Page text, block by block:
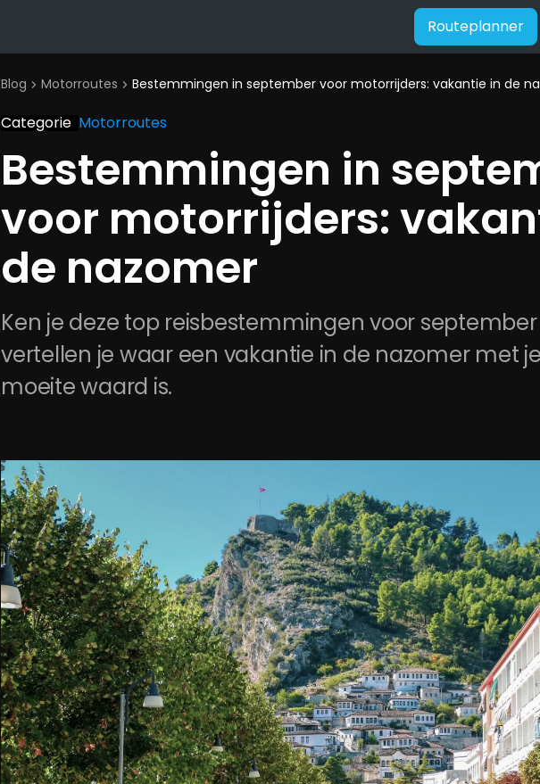
Routeplanner
Blog chevron_right Motorroutes chevron_right Bestemmingen in september voor motorrijders: vakantie in de
Categorie Motorroutes
Bestemmingen in
voor motorrijders:
de nazomer
Ken je deze top reisbestemmingen voor
vertellen je waar een vakantie in de nazomer met
moeite waard is.